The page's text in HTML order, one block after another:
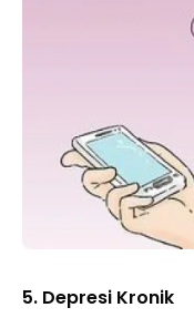
5. Depresi Kronik